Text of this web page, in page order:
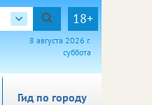
18+
8 августа 2026 г.
суббота
Гид по городу